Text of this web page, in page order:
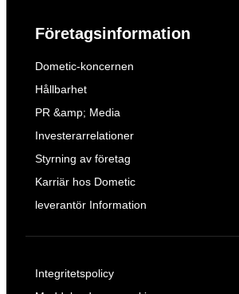
Företagsinformation
Dometic-koncernen
Hållbarhet
PR &amp; Media
Investerarrelationer
Styrning av företag
Karriär hos Dometic
leverantör Information
Integritetspolicy